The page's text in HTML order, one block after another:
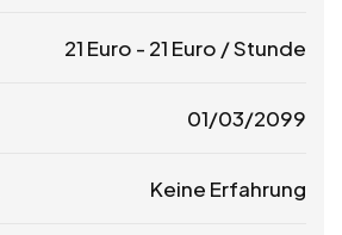
21 Euro - 21 Euro / Stunde
01/03/2099
Keine Erfahrung